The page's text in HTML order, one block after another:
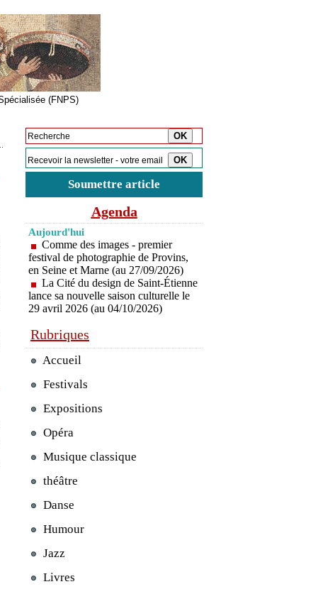
(FNPS)
Soumettre article
Agenda
Aujourd'hui
Comme des images - premier
festival de photographie de Provins,
en Seine et Marne (au 27/09/2026)
La Cité du design de Saint-Étienne
lance sa nouvelle saison culturelle le
29 avril 2026 (au 04/10/2026)
Rubriques
Accueil
Festivals
Expositions
Opéra
Musique classique
théâtre
Danse
Humour
Jazz
Livres